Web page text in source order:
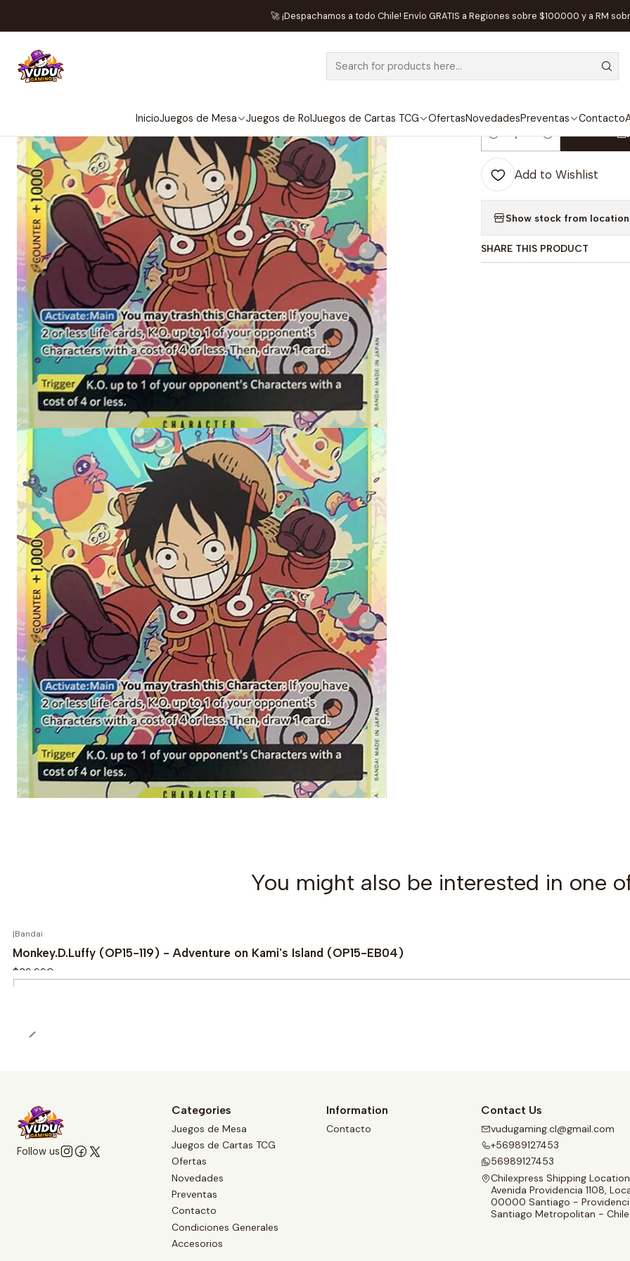
InicioJuegos de Mesa Juegos de RolJuegos de Cartas TCG OfertasNovedadesPreventas Contacto
🚀 ¡Despachamos a todo Chile! Envío GRATIS a Regiones sobre $100.000 y a RM
Juegos de Cartas TCG One Piece Cartas One Piece Monkey.D.Luffy (109) - 500
Quantity
Add to Wishlist
Show stock from
SHARE THIS PRODUCT
You might also be interested in one
|Bandai
Monkey.D.Luffy (OP15-119) - Adventure on Kami's Island (OP15-EB04)
$39.990
Follow us
Categories
Juegos de Mesa
Juegos de Cartas TCG
Ofertas
Novedades
Preventas
Contacto
Condiciones Generales
Accesorios
Information
Contacto
Contact Us
vudugaming.cl@gmail.com
+56989127453
56989127453
Chilexpress Shipping Location
Avenida Providencia 1108,
00000 Santiago -
Santiago Metropolitan - Chile